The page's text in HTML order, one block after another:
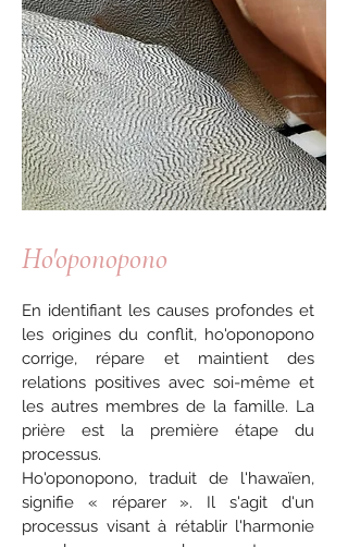
Ho'oponopono
En identifiant les causes profondes et
les origines du conflit, ho'oponopono
corrige, répare et maintient des
relations positives avec soi-même et
les autres membres de la famille. La
prière est la première étape du
processus.
Ho'oponopono, traduit de l'hawaïen,
signifie « réparer ». Il s'agit d'un
processus visant à rétablir l'harmonie